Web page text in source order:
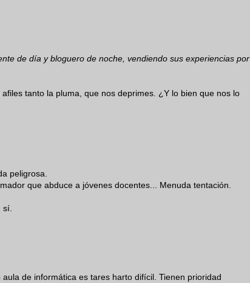
de día y bloguero de noche, vendiendo sus experiencias por
tanto la pluma, que nos deprimes. ¿Y lo bien que nos lo
peligrosa.
que abduce a jóvenes docentes... Menuda tentación.
de informática es tares harto difícil. Tienen prioridad